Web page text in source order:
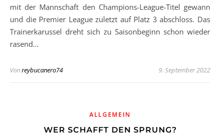
mit der Mannschaft den Champions-League-Titel gewann
und die Premier League zuletzt auf Platz 3 abschloss. Das
Trainerkarussel dreht sich zu Saisonbeginn schon wieder
rasend…
Vonreybucanero74 9. September 2022
ALLGEMEIN
WER SCHAFFT DEN SPRUNG?